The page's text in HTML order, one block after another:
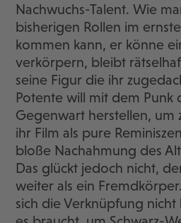
Nachwuchs-Talent. Wie
bisherigen Rollen im
kommen kann, er könne
verkörpern, bleibt
seine Figur die ihr
Potente will mit dem Punk
Gegenwart herstellen, um
ihr Film als pure
bloße Nachahmung des
Das glückt jedoch nicht,
weiter als ein
sich die Verknüpfung nicht